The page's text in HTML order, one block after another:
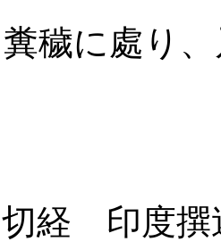
穢に處り
切経 印度